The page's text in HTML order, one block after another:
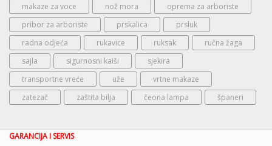
makaze za voce
nož mora
oprema za arboriste
pribor za arboriste
prskalica
prsluk
radna odjeća
rukavice ruksak
ručna žaga
sajla
sigurnosni kaiši
sjekira
transportne vreće
uže
vrtne makaze
zatezač
zaštita bilja čeona lampa španeri
GARANCIJA I SERVIS